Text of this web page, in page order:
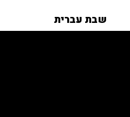
שבת עברית